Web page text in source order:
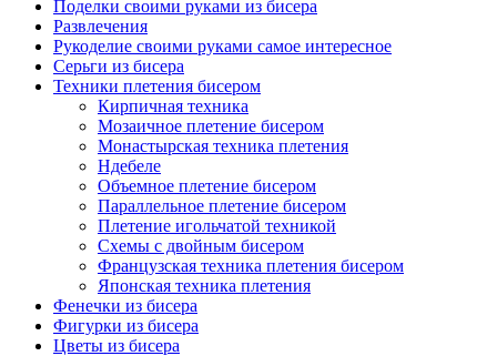
Поделки своими руками из бисера
Развлечения
Рукоделие своими руками самое интересное
Серьги из бисера
Техники плетения бисером
Кирпичная техника
Мозаичное плетение бисером
Монастырская техника плетения
Ндебеле
Объемное плетение бисером
Параллельное плетение бисером
Плетение игольчатой техникой
Схемы с двойным бисером
Французская техника плетения бисером
Японская техника плетения
Фенечки из бисера
Фигурки из бисера
Цветы из бисера